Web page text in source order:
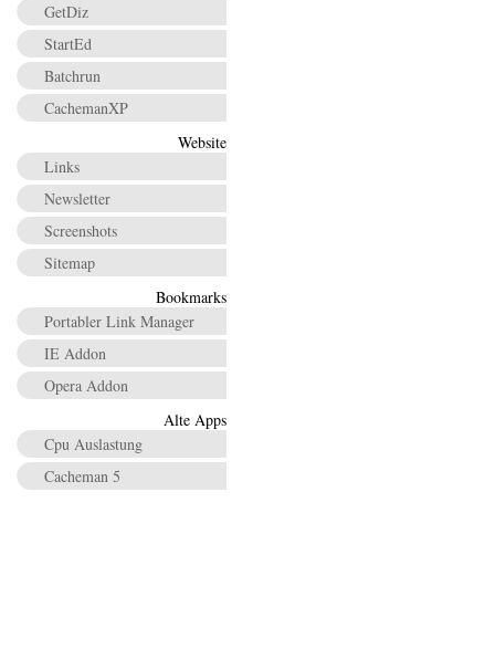
GetDiz
StartEd
Batchrun
CachemanXP
Website
Links
Newsletter
Screenshots
Sitemap
Bookmarks
Portabler Link Manager
IE Addon
Opera Addon
Alte Apps
Cpu Auslastung
Cacheman 5